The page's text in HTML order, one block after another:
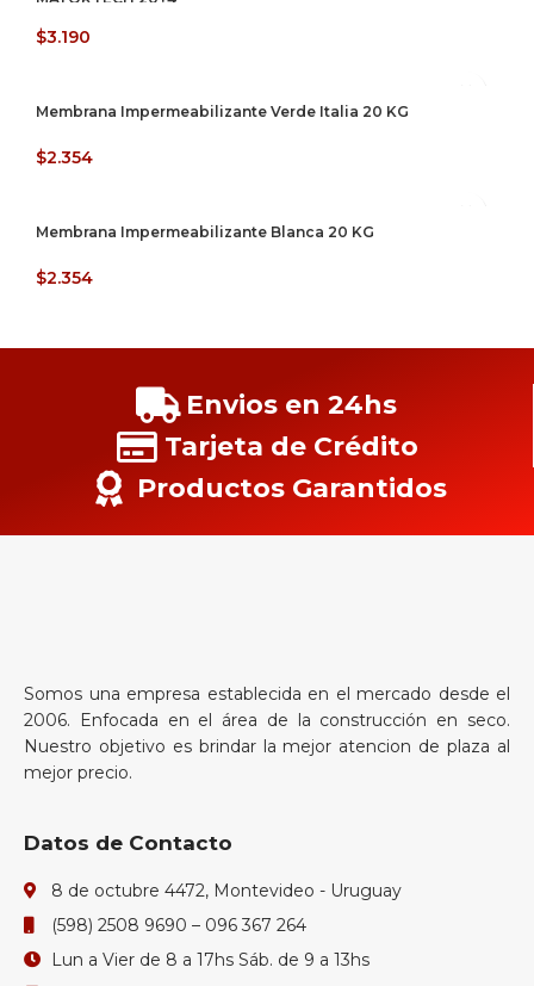
$3.190
Membrana Impermeabilizante Verde Italia 20 KG
$2.354
Membrana Impermeabilizante Blanca 20 KG
$2.354
Envios en 24hs
Tarjeta de Crédito
Productos Garantidos
Somos una empresa establecida en el mercado desde el
2006. Enfocada en el área de la construcción en seco.
Nuestro objetivo es brindar la mejor atencion de plaza al
mejor precio.
Datos de Contacto
8 de octubre 4472, Montevideo - Uruguay
(598) 2508 9690 – 096 367 264
Lun a Vier de 8 a 17hs Sáb. de 9 a 13hs